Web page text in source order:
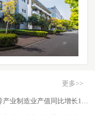
更多>>